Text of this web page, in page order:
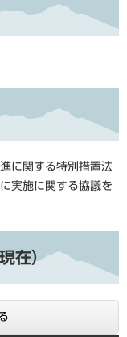
に関する特別措置法
実施に関する協議を
在）